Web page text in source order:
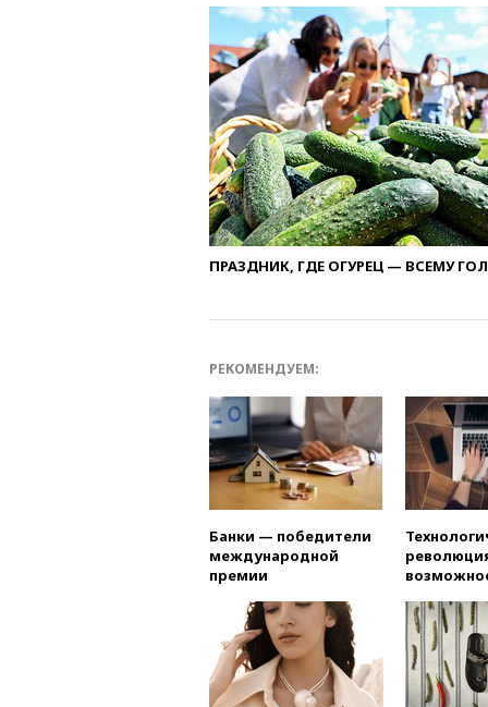
ПРАЗДНИК, ГДЕ ОГУРЕЦ — ВСЕМУ
РЕКОМЕНДУЕМ:
Банки — победители
международной
премии